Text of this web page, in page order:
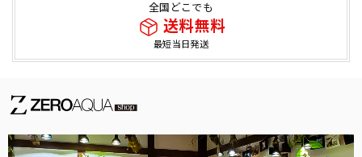
全国どこでも
送料無料
最短当日発送